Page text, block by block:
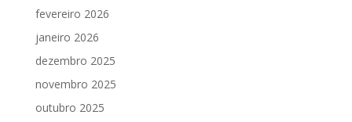
fevereiro 2026
janeiro 2026
dezembro 2025
novembro 2025
outubro 2025